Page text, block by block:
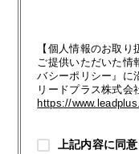
【個人情報のお取り
ご提供いただいた情
バシーポリシー』に
リードプラス株式会
https://
上記内容に同